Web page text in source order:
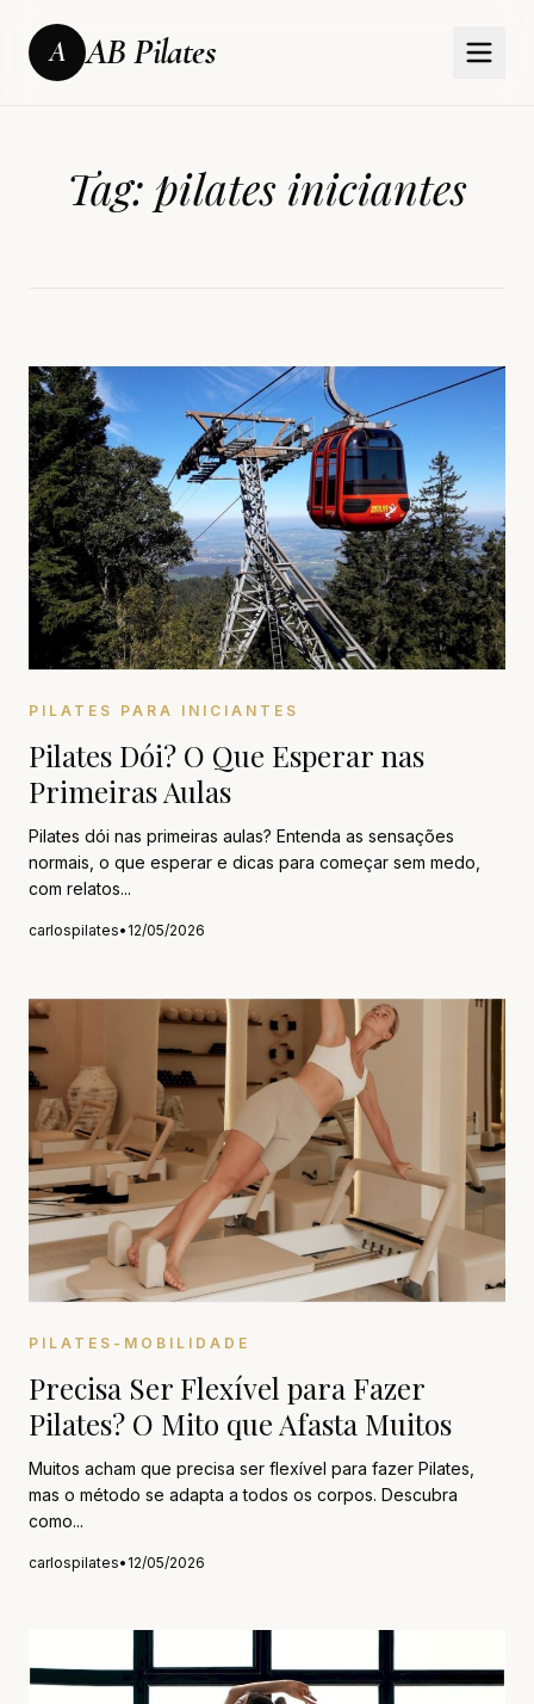
A AB Pilates
Tag: pilates iniciantes
PILATES PARA INICIANTES
Pilates Dói? O Que Esperar nas
Primeiras Aulas
Pilates dói nas primeiras aulas? Entenda as sensações
normais, o que esperar e dicas para começar sem medo,
com relatos...
carlospilates• 12/05/2026
PILATES-MOBILIDADE
Precisa Ser Flexível para Fazer
Pilates? O Mito que Afasta Muitos
Muitos acham que precisa ser flexível para fazer Pilates,
mas o método se adapta a todos os corpos. Descubra
como...
carlospilates• 12/05/2026